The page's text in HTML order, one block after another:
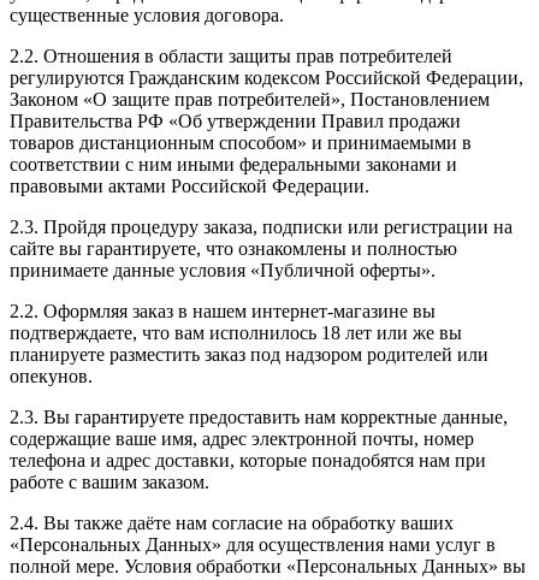
существенные условия договора.
2.2. Отношения в области защиты прав потребителей
регулируются Гражданским кодексом Российской Федерации,
Законом «О защите прав потребителей», Постановлением
Правительства РФ «Об утверждении Правил продажи
товаров дистанционным способом» и принимаемыми в
соответствии с ним иными федеральными законами и
правовыми актами Российской Федерации.
2.3. Пройдя процедуру заказа, подписки или регистрации на
сайте вы гарантируете, что ознакомлены и полностью
принимаете данные условия «Публичной оферты».
2.2. Оформляя заказ в нашем интернет-магазине вы
подтверждаете, что вам исполнилось 18 лет или же вы
планируете разместить заказ под надзором родителей или
опекунов.
2.3. Вы гарантируете предоставить нам корректные данные,
содержащие ваше имя, адрес электронной почты, номер
телефона и адрес доставки, которые понадобятся нам при
работе с вашим заказом.
2.4. Вы также даёте нам согласие на обработку ваших
«Персональных Данных» для осуществления нами услуг в
полной мере. Условия обработки «Персональных Данных» вы